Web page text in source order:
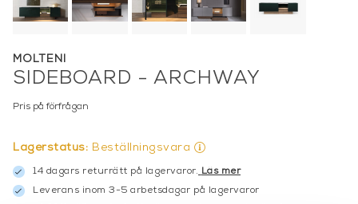
MOLTENI
SIDEBOARD - ARCHWAY
Pris på förfrågan
Lagerstatus: Beställningsvara
14 dagars returrätt på lagervaror. Läs mer
Leverans inom 3-5 arbetsdagar på lagervaror